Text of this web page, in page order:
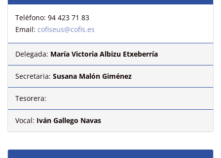
Teléfono: 94 423 71 83
Email: cofiseus@cofis.es
Delegada: María Victoria Albizu Etxeberría
Secretaria: Susana Malón Giménez
Tesorera:
Vocal: Iván Gallego Navas